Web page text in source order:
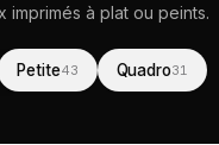
imprimés à plat ou peints.
Montre Daniel Wellington
Petite
femme
43
Montre
Quadro
femme
31